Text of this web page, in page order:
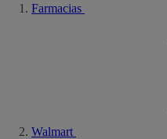
Farmacias
Walmart